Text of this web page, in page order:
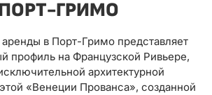
ПОРТ-ГРИМО
в Порт-Гримо представляет
профиль на Французской Ривьере,
архитектурной
«Венеции Прованса», созданной